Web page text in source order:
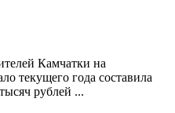
Камчатки на
текущего года составила
рублей ...